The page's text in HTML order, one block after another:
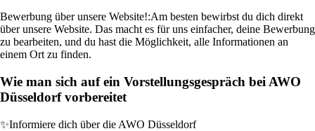
Bewerbung über unsere Website!:Am besten bewirbst du dich direkt
über unsere Website. Das macht es für uns einfacher, deine Bewerbung
zu bearbeiten, und du hast die Möglichkeit, alle Informationen an
einem Ort zu finden.
Wie man sich auf ein Vorstellungsgespräch bei AWO
Düsseldorf vorbereitet
✨Informiere dich über die AWO Düsseldorf